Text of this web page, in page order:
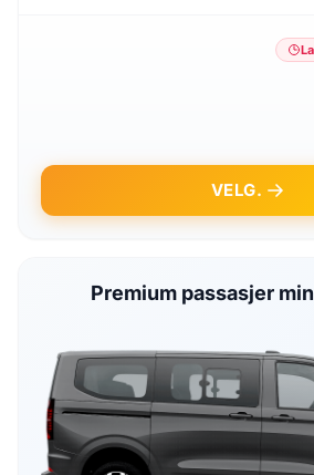
VELG.
Premium passasjer